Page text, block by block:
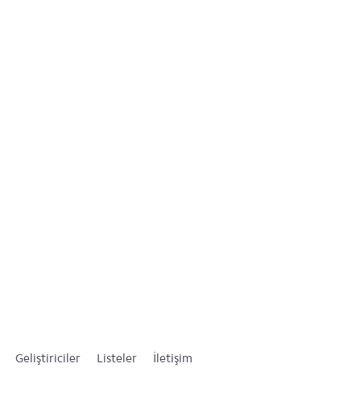
Geliştiriciler Listeler
İletişim